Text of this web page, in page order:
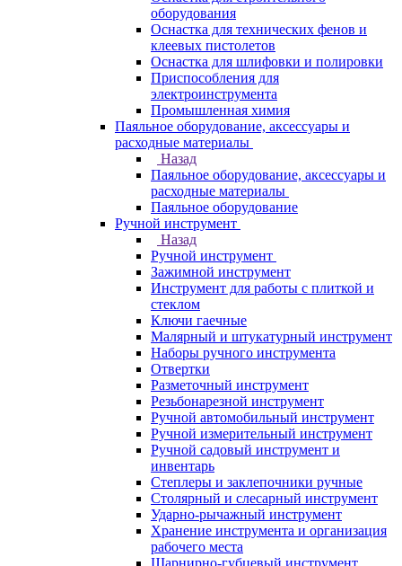
оборудования
Оснастка для технических фенов и
клеевых пистолетов
Оснастка для шлифовки и полировки
Приспособления для
электроинструмента
Промышленная химия
Паяльное оборудование, аксессуары и
расходные материалы
Назад
Паяльное оборудование, аксессуары и
расходные материалы
Паяльное оборудование
Ручной инструмент
Назад
Ручной инструмент
Зажимной инструмент
Инструмент для работы с плиткой и
стеклом
Ключи гаечные
Малярный и штукатурный инструмент
Наборы ручного инструмента
Отвертки
Разметочный инструмент
Резьбонарезной инструмент
Ручной автомобильный инструмент
Ручной измерительный инструмент
Ручной садовый инструмент и
инвентарь
Степлеры и заклепочники ручные
Столярный и слесарный инструмент
Ударно-рычажный инструмент
Хранение инструмента и организация
рабочего места
Шарнирно-губцевый инструмент